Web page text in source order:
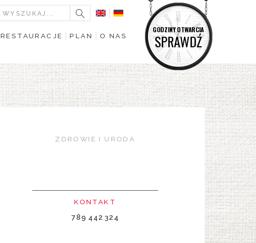
GODZINY OTWARCIA
SPRAWDŹ
RESTAURACJE PLAN O NAS
ZDROWIE I URODA
KONTAKT
789 442 324